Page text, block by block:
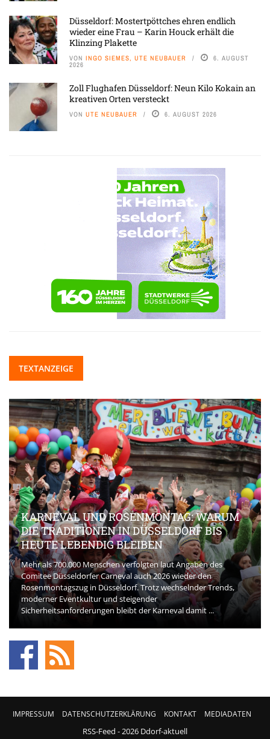
Düsseldorf: Mostertpöttches ehren endlich
wieder eine Frau – Karin Houck erhält die
Klinzing Plakette
VON INGO SIEMES, UTE NEUBAUER 6. AUGUST
2026
Zoll Flughafen Düsseldorf: Neun Kilo Kokain an
kreativen Orten versteckt
VON UTE NEUBAUER 6. AUGUST 2026
TEXTANZEIGE
KARNEVAL UND ROSENMONTAG: WARUM
DIE TRADITIONEN IN DÜSSELDORF BIS
HEUTE LEBENDIG BLEIBEN
Mehr als 700.000 Menschen verfolgten laut Angaben des
Comitee Düsseldorfer Carneval auch 2026 wieder den
Rosenmontagszug in Düsseldorf. Trotz wechselnder Trends,
moderner Eventkultur und steigender
Sicherheitsanforderungen bleibt der Karneval damit ...
IMPRESSUM DATENSCHUTZERKLÄRUNG KONTAKT MEDIADATEN
RSS-Feed - 2026 Ddorf-aktuell